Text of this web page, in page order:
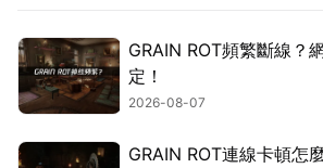
GRAIN ROT頻繁斷線？
定！
2026-08-07
GRAIN ROT連線卡頓怎